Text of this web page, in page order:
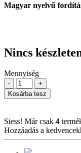
Magyar nyelvű
Nincs
Mennyiség
-
+
Kosárba tesz
Siess! Már csak 4
Hozzáadás a